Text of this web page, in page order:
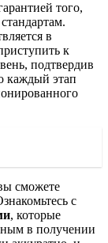
того,
в
к
подтвердив
каждый этап
сможете
с
, которые
в получении